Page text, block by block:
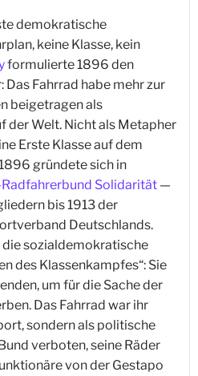
demokratische
keine Klasse, kein
formulierte 1896 den
Fahrrad habe mehr zur
beigetragen als
der Welt. Nicht als Metapher
Erste Klasse auf dem
gründete sich in
Solidarität —
bis 1913 der
Deutschlands.
sozialdemokratische
des Klassenkampfes“: Sie
um für die Sache der
Das Fahrrad war ihr
sondern als politische
verboten, seine Räder
von der Gestapo